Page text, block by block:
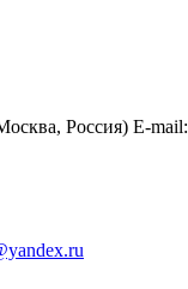
Россия) E-mail: